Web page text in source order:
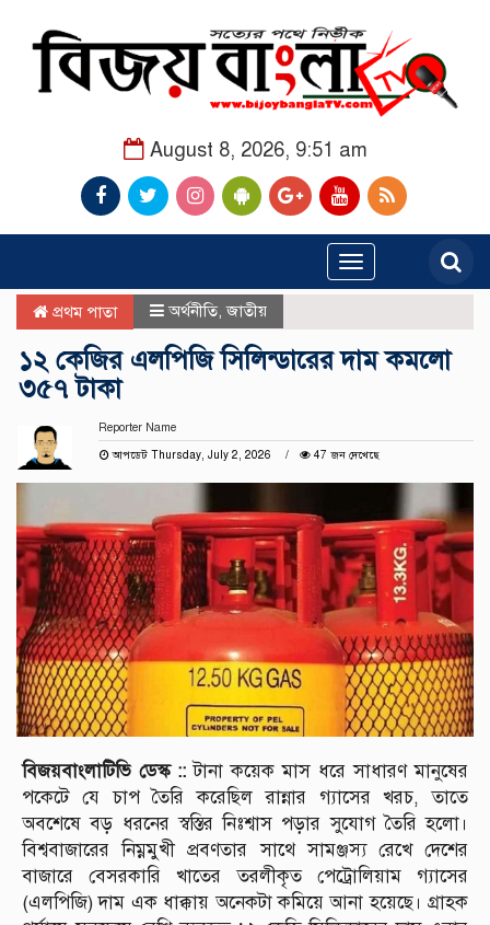
August 8, 2026, 9:51 am
Toggle
navigation
প্রথম পাতা অর্থনীতি ,জাতীয়
১২ কেজির এলপিজি সিলিন্ডারের দাম কমলো
৩৫৭ টাকা
Reporter Name
আপডেট Thursday, July 2, 2026
47 জন দেখেছে
বিজয়বাংলাটিভি ডেস্ক :: টানা কয়েক মাস ধরে সাধারণ মানুষের
পকেটে যে চাপ তৈরি করেছিল রান্নার গ্যাসের খরচ, তাতে
অবশেষে বড় ধরনের স্বস্তির নিঃশ্বাস পড়ার সুযোগ তৈরি হলো।
বিশ্ববাজারের নিম্নমুখী প্রবণতার সাথে সামঞ্জস্য রেখে দেশের
বাজারে বেসরকারি খাতের তরলীকৃত পেট্রোলিয়াম গ্যাসের
(এলপিজি) দাম এক ধাক্কায় অনেকটা কমিয়ে আনা হয়েছে। গ্রাহক